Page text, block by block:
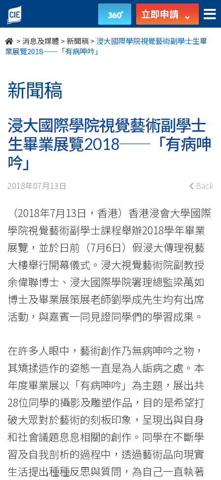
浸
大
國
學
院
視
覺
藝
副
學
士
生
畢
業
展
覽
2018──「有
病
呻
吟」
立即申請
>消息及媒體 >新聞稿> 浸大國際學院視覺藝術副學士生畢
業展覽2018──「有病呻吟」
新聞稿
浸大國際學院視覺藝術副學士
生畢業展覽2018──「有病呻
吟」
2018年07月13日 Back
（2018年7月13日，香港）香港浸會大學國際
學院視覺藝術副學士課程舉辦2018學年畢業
展覽，並於日前（7月6日）假浸大傳理視藝
大樓舉行開幕儀式。浸大視覺藝術院副教授
余偉聯博士、浸大國際學院署理總監梁萬如
博士及畢業展策展老師劉學成先生均有出席
活動，與嘉賓一同見證同學們的學習成果。
在許多人眼中，藝術創作乃無病呻吟之物，
其矯揉造作的姿態一直是為人詬病之處。本
年度畢業展以「有病呻吟」為主題，展出共
28位同學的攝影及雕塑作品，目的是希望打
破大眾對於藝術的刻板印象，呈現出與自身
和社會議題息息相關的創作。同學在不斷學
習及自我剖析的過程中，透過藝術品向現實
生活提出種種反思與質問，為自己一直執著